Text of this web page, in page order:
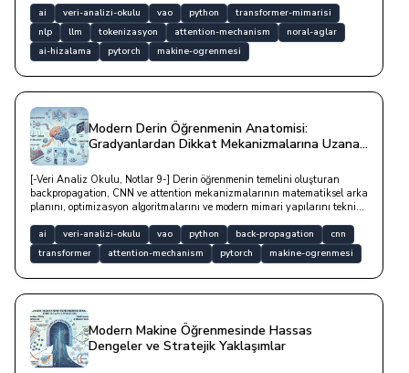
ai veri-analizi-okulu vao python
transformer-mimarisi
nlp
llm tokenizasyon attention-mechanism
noral-aglar
ai-hizalama
pytorch makine-ogrenmesi
Modern Derin Öğrenmenin Anatomisi:
Gradyanlardan Dikkat Mekanizmalarına Uzanan
[-Veri Analiz Okulu, Notlar 9-] Derin öğrenmenin temelini oluşturan
backpropagation, CNN ve attention mekanizmalarının matematiksel arka
planını, optimizasyon algoritmalarını ve modern mimari yapılarını teknik
ai veri-analizi-okulu vao python back-propagation
cnn
transformer
attention-mechanism pytorch makine-ogrenmesi
Modern Makine Öğrenmesinde Hassas
Dengeler ve Stratejik Yaklaşımlar